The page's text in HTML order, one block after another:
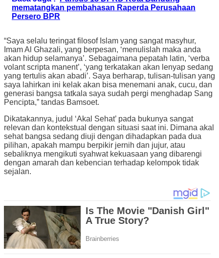
mematangkan pembahasan Raperda Perusahaan
Persero BPR
“Saya selalu teringat filosof Islam yang sangat masyhur,
Imam Al Ghazali, yang berpesan, ‘menulislah maka anda
akan hidup selamanya’. Sebagaimana pepatah latin, ‘verba
volant scripta manent’, ‘yang terkatakan akan lenyap sedang
yang tertulis akan abadi’. Saya berharap, tulisan-tulisan yang
saya lahirkan ini kelak akan bisa menemani anak, cucu, dan
generasi bangsa tatkala saya sudah pergi menghadap Sang
Pencipta,” tandas Bamsoet.
Dikatakannya, judul ‘Akal Sehat’ pada bukunya sangat
relevan dan kontekstual dengan situasi saat ini. Dimana akal
sehat bangsa sedang diuji dengan dihadapkan pada dua
pilihan, apakah mampu berpikir jernih dan jujur, atau
sebaliknya mengikuti syahwat kekuasaan yang dibarengi
dengan amarah dan kebencian terhadap kelompok tidak
sejalan.